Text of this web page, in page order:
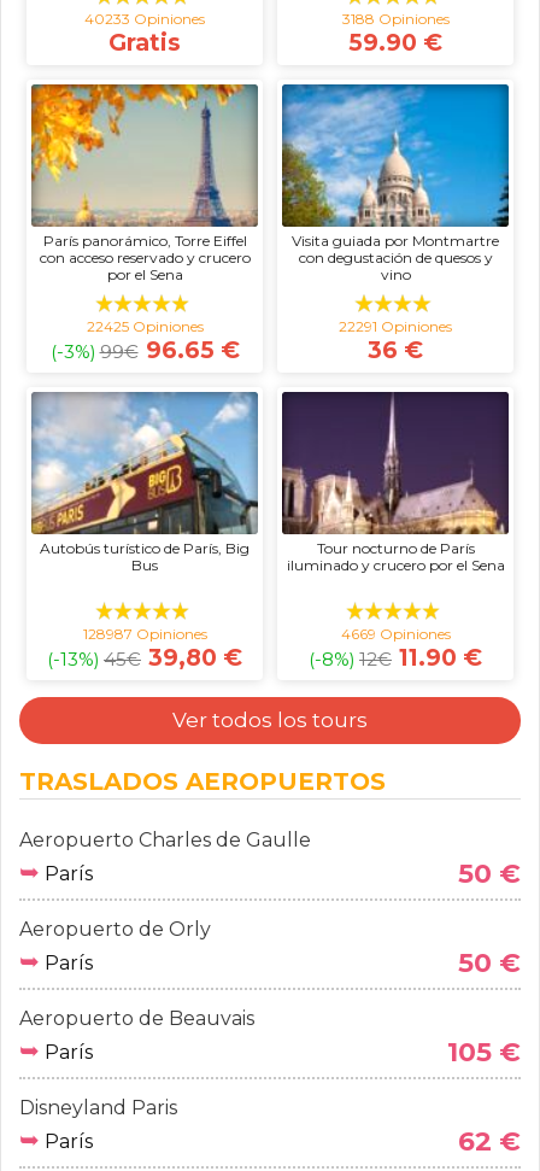
40233 Opiniones
Gratis
3188 Opiniones
59.90 €
París panorámico, Torre Eiffel
con acceso reservado y crucero
por el Sena
22425 Opiniones
(-3%) 99€ 96.65 €
Visita guiada por Montmartre
con degustación de quesos y
vino
22291 Opiniones
36 €
Autobús turístico de París, Big
Bus
128987 Opiniones
(-13%) 45€ 39,80 €
Tour nocturno de París
iluminado y crucero por el Sena
4669 Opiniones
(-8%) 12€ 11.90 €
Ver todos los tours
TRASLADOS AEROPUERTOS
Aeropuerto Charles de Gaulle
➥ París 50 €
Aeropuerto de Orly
➥ París 50 €
Aeropuerto de Beauvais
➥ París 105 €
Disneyland Paris
➥ París 62 €